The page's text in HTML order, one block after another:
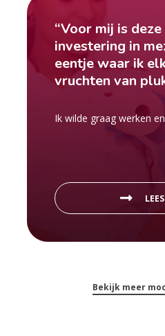
“Voor mij is
investering in
eentje waar ik
vruchten van
Ik wilde graag werken
Bekijk meer